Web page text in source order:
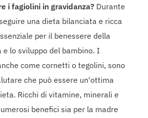
i fagiolini in gravidanza? Durante
una dieta bilanciata e ricca
per il benessere della
lo sviluppo del bambino. I
come cornetti o tegolini, sono
che può essere un'ottima
Ricchi di vitamine, minerali e
benefici sia per la madre